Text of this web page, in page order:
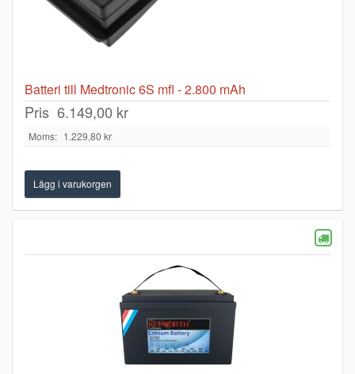
Batteri till Medtronic 6S mfl - 2.800 mAh
Pris 6.149,00 kr
Moms: 1.229,80 kr